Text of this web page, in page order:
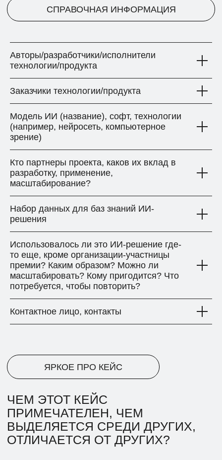
Авторы/разработчики/исполнители
технологии/продукта
Заказчики технологии/продукта
Модель ИИ (название), софт, технологии
(например, нейросеть, компьютерное
зрение)
Кто партнеры проекта, каков их вклад в
разработку, применение,
масштабирование?
Набор данных для баз знаний ИИ-
решения
Использовалось ли это ИИ-решение где-
то еще, кроме организации-участницы
премии? Каким образом? Можно ли
масштабировать? Кому пригодится? Что
потребуется, чтобы повторить?
Контактное лицо, контакты